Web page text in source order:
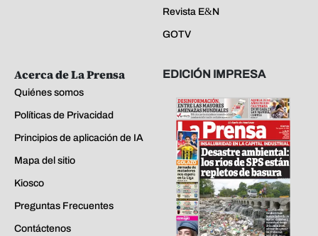
Revista E&N
GOTV
Acerca de La Prensa
Quiénes somos
Políticas de Privacidad
Principios de aplicación de IA
Mapa del sitio
Kiosco
Preguntas Frecuentes
Contáctenos
EDICIÓN IMPRESA